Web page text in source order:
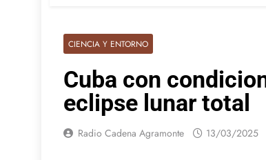
CIENCIA Y ENTORNO
Cuba con
eclipse lunar total
Radio Cadena Agramonte 13/03/2025